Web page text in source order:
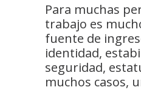
Para muchas
trabajo es
fuente de
identidad,
seguridad,
muchos casos,